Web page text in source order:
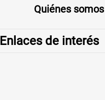
Quiénes somos
Enlaces de interés